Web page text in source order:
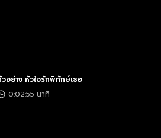
อย่าง หัวใจรักพิทักษ์เธอ
0:02:55 นาที